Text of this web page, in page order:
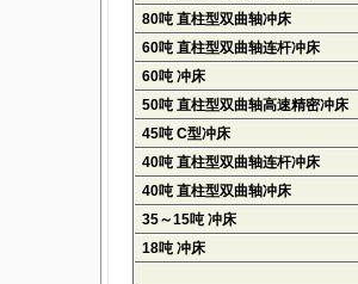
80吨 直柱型双曲轴冲床
60吨 直柱型双曲轴连杆冲床
60吨 冲床
50吨 直柱型双曲轴高速精密冲床
45吨 C型冲床
40吨 直柱型双曲轴连杆冲床
40吨 直柱型双曲轴冲床
35～15吨 冲床
18吨 冲床